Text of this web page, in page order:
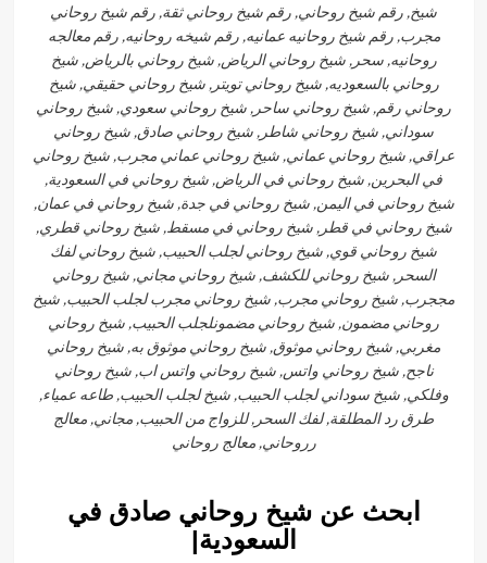
شيخ, رقم شيخ روحاني, رقم شيخ روحاني ثقة, رقم شيخ روحاني
مجرب, رقم شيخ روحانيه عمانيه, رقم شيخه روحانيه, رقم معالجه
روحانيه, سحر, شيخ روحاني الرياض, شيخ روحاني بالرياض, شيخ
روحاني بالسعوديه, شيخ روحاني تويتر, شيخ روحاني حقيقي, شيخ
روحاني رقم, شيخ روحاني ساحر, شيخ روحاني سعودي, شيخ روحاني
سوداني, شيخ روحاني شاطر, شيخ روحاني صادق, شيخ روحاني
عراقي, شيخ روحاني عماني, شيخ روحاني عماني مجرب, شيخ روحاني
في البحرين, شيخ روحاني في الرياض, شيخ روحاني في السعودية,
شيخ روحاني في اليمن, شيخ روحاني في جدة, شيخ روحاني في عمان,
شيخ روحاني في قطر, شيخ روحاني في مسقط, شيخ روحاني قطري,
شيخ روحاني قوي, شيخ روحاني لجلب الحبيب, شيخ روحاني لفك
السحر, شيخ روحاني للكشف, شيخ روحاني مجاني, شيخ روحاني
مججرب, شيخ روحاني مجرب, شيخ روحاني مجرب لجلب الحبيب, شيخ
روحاني مضمون, شيخ روحاني مضمونلجلب الحبيب, شيخ روحاني
مغربي, شيخ روحاني موثوق, شيخ روحاني موثوق به, شيخ روحاني
ناجح, شيخ روحاني واتس, شيخ روحاني واتس اب, شيخ روحاني
وفلكي, شيخ سوداني لجلب الحبيب, شيخ لجلب الحبيب, طاعه عمياء,
طرق رد المطلقة, لفك السحر, للزواج من الحبيب, مجاني, معالج
رروحاني, معالج روحاني
ابحث عن شيخ روحاني صادق في
السعودية|